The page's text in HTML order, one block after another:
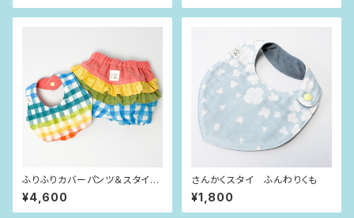
ふりふりカバーパンツ＆スタイ
にじいろチェック（80size）
¥4,600
さんかくスタイ ふんわりくも
¥1,800